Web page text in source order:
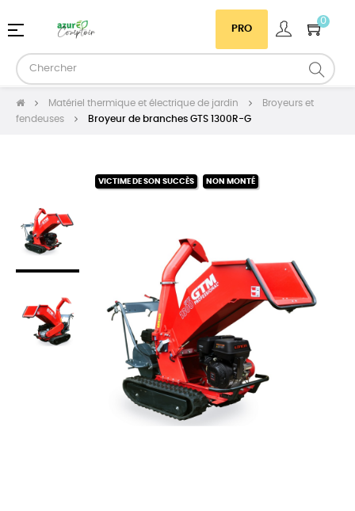
PRO
0
Basculer
navigation
☰
Matériel thermique et électrique de jardin
Broyeurs et
fendeuses
Broyeur de branches GTS 1300R-G
VICTIME DE SON SUCCÈS NON MONTÉ